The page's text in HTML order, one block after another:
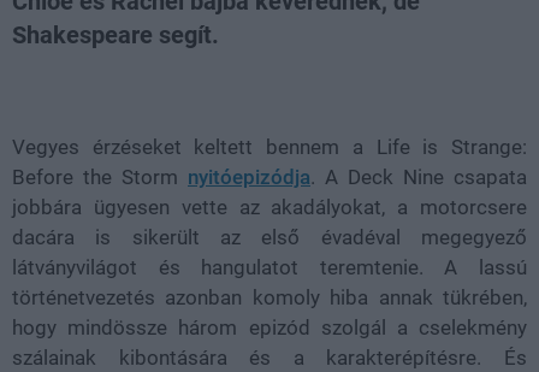
Shakespeare segít.
Vegyes érzéseket keltett bennem a Life is Strange:
Before the Storm nyitóepizódja. A Deck Nine csapata
jobbára ügyesen vette az akadályokat, a motorcsere
dacára is sikerült az első évadéval megegyező
látványvilágot és hangulatot teremtenie. A lassú
történetvezetés azonban komoly hiba annak tükrében,
hogy mindössze három epizód szolgál a cselekmény
szálainak kibontására és a karakterépítésre. És